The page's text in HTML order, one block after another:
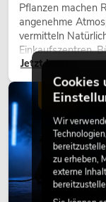
Pflanzen machen
angenehme
vermitteln
Einkaufszentren,
eine hochwertige
modernen
Jetzt lesen
LICHT
Cookies
Wir
zu erheben,
externe